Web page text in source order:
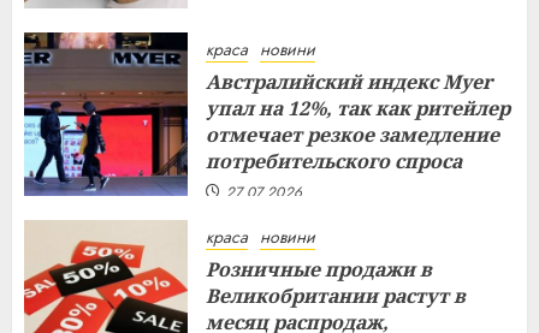
краса новини
Австралийский индекс Myer
упал на 12%, так как ритейлер
отмечает резкое замедление
потребительского спроса
27.07.2026
краса новини
Розничные продажи в
Великобритании растут в
месяц распродаж,